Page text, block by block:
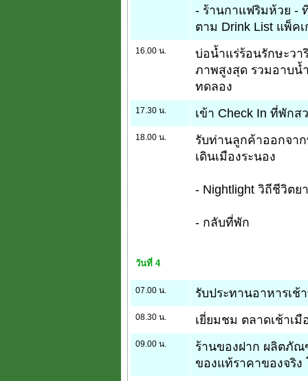
- ร้านกาแฟริมห้วย -
ตาม Drink List แพ็ค
16.00 น.
บ่อน้ำแร่ร้อนรักษะว
ภาพสูงสุด รวมอาบน้
ทดลอง
17.30 น. เข้า Check In ที่พักส
18.00 น.
รับท่านลูกค้าออกจา
เดินเมืองระนอง
- Nightlight วิถีชีวิตย
- กลับที่พัก
วันที่ 4
07.00 น. รับประทานอาหารเช้
08.30 น. เยี่ยมชม ตลาดเช้าเมื
09.00 น.
ร้านของฝาก ผลิตภัณ
ของแท้ราคาของจริง